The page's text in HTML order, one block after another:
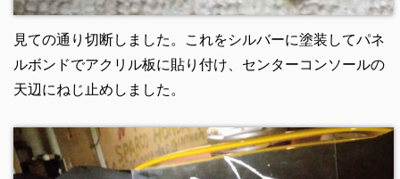
見ての通り切断しました。これをシルバーに塗装してパネ
ルボンドでアクリル板に貼り付け、センターコンソールの
天辺にねじ止めしました。